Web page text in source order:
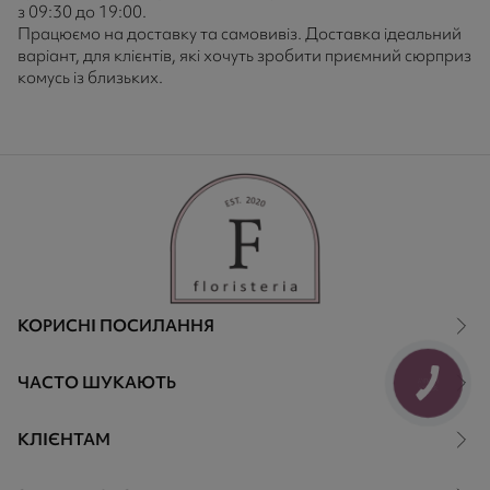
з 09:30 до 19:00.
Працюємо на доставку та самовивіз. Доставка ідеальний
варіант, для клієнтів, які хочуть зробити приємний сюрприз
комусь із близьких.
КОРИСНІ ПОСИЛАННЯ
ЧАСТО ШУКАЮТЬ
КЛІЄНТАМ
КНОПКА
ЗВ'ЯЗКУ